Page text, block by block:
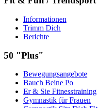
Informationen
Trimm Dich
Berichte
50 "Plus"
Bewegungsangebote
Bauch Beine Po
Er & Sie Fitnesstraining
Gymnastik für Frauen